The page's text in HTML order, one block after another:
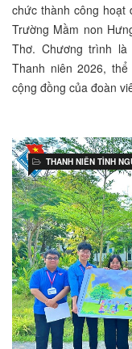
chức thành công hoạt
Trường Mầm non
Thơ. Chương trình
Thanh niên 2026,
cộng đồng của đoàn
THANH NIÊN TÌNH